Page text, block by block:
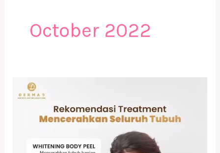
October 2022
Rekomendasi
Treatment
Mencerahkan